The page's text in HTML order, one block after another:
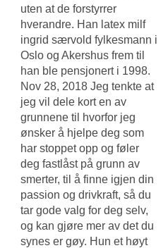
uten at de forstyrrer
hverandre. Han latex milf
ingrid særvold fylkesmann i
Oslo og Akershus frem til
han ble pensjonert i 1998.
Nov 28, 2018 Jeg tenkte at
jeg vil dele kort en av
grunnene til hvorfor jeg
ønsker å hjelpe deg som
har stoppet opp og føler
deg fastlåst på grunn av
smerter, til å finne igjen din
passion og drivkraft, så du
tar gode valg for deg selv,
og kan gjøre mer av det du
synes er gøy. Hun et høyt